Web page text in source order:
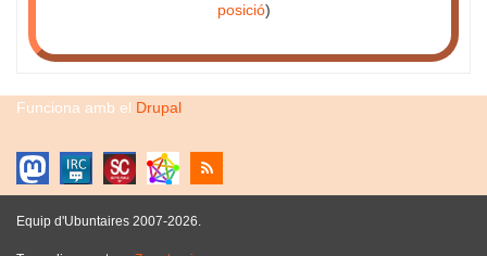
posició)
Funciona amb el Drupal
Equip d'Ubuntaires 2007-2026.